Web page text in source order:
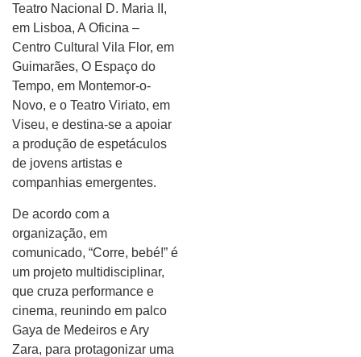
Teatro Nacional D. Maria II,
em Lisboa, A Oficina –
Centro Cultural Vila Flor, em
Guimarães, O Espaço do
Tempo, em Montemor-o-
Novo, e o Teatro Viriato, em
Viseu, e destina-se a apoiar
a produção de espetáculos
de jovens artistas e
companhias emergentes.
De acordo com a
organização, em
comunicado, “Corre, bebé!” é
um projeto multidisciplinar,
que cruza performance e
cinema, reunindo em palco
Gaya de Medeiros e Ary
Zara, para protagonizar uma